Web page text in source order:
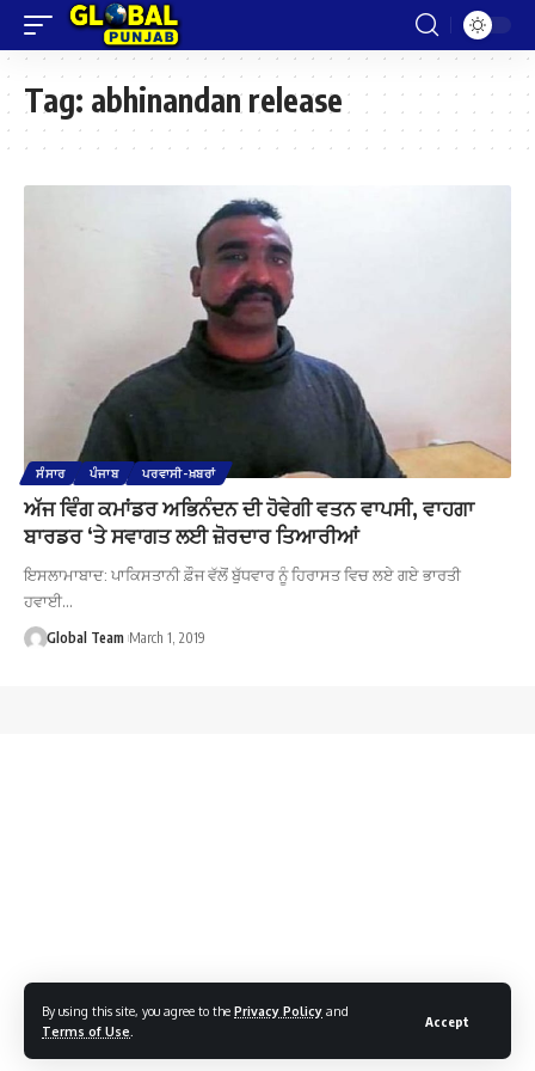
By using this site, you agree to the Privacy Policy and
Terms of Use
Accept
Tag: abhinandan release
ਸੰਸਾਰ ਪੰਜਾਬ ਪਰਵਾਸੀ-ਖ਼ਬਰਾਂ
ਅੱਜ ਵਿੰਗ ਕਮਾਂਡਰ ਅਭਿਨੰਦਨ ਦੀ ਹੋਵੇਗੀ ਵਤਨ ਵਾਪਸੀ, ਵਾਹਗਾ
ਬਾਰਡਰ ‘ਤੇ ਸਵਾਗਤ ਲਈ ਜ਼ੋਰਦਾਰ ਤਿਆਰੀਆਂ
ਇਸਲਾਮਾਬਾਦ: ਪਾਕਿਸਤਾਨੀ ਫ਼ੌਜ ਵੱਲੋਂ ਬੁੱਧਵਾਰ ਨੂੰ ਹਿਰਾਸਤ ਵਿਚ ਲਏ ਗਏ ਭਾਰਤੀ
ਹਵਾਈ…
Global Team March 1, 2019